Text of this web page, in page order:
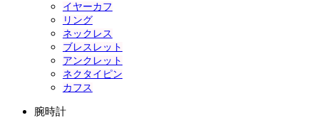
イヤーカフ
リング
ネックレス
ブレスレット
アンクレット
ネクタイピン
カフス
腕時計